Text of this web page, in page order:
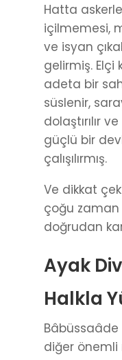
Hatta
içilmemesi,
ve isyan
gelirmiş. Elçi
adeta bir
süslenir,
dolaştırılır
güçlü bir
çalışılırmış.
Ve dikkat
çoğu
doğrudan
Ayak
Halkla
diğer önemli